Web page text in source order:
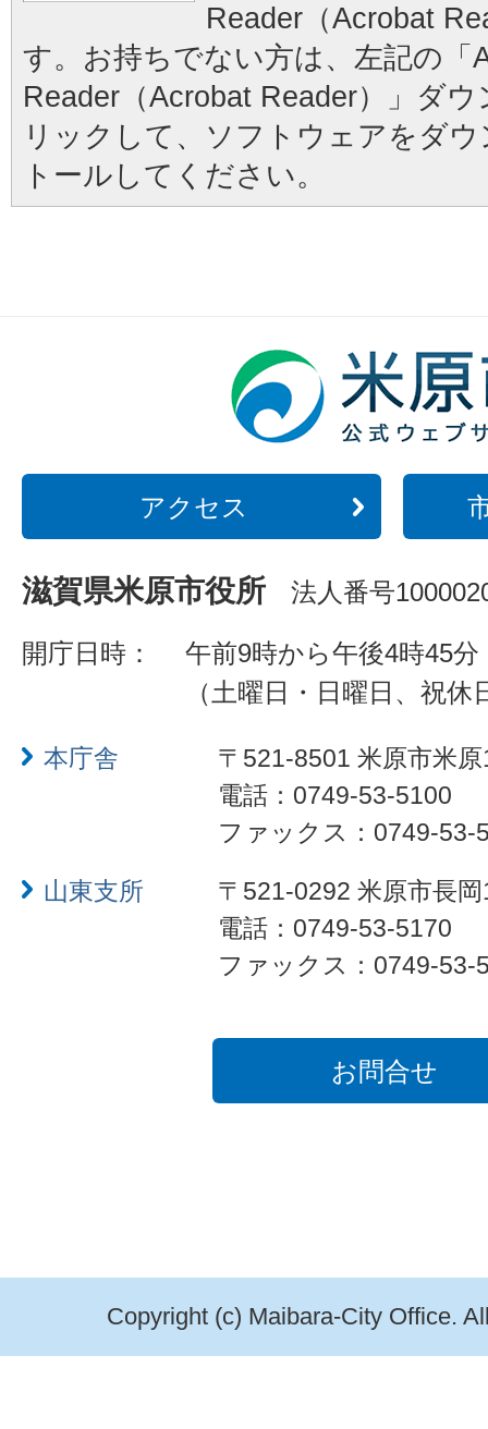
Reader（Acrobat
す。お持ちでない方は、左記の「
Reader（Acrobat Reader）」ダ
リックして、ソフトウェアをダ
トールしてください。
アクセス
滋賀県米原市役所 法人番号
開庁日時：
午前9時から午後4時45分
（土曜日・日曜日、祝
本庁舎
〒521-8501 米原市米
電話：0749-53-5100
ファックス：0749-53-
山東支所
〒521-0292 米原市長
電話：0749-53-5170
ファックス：0749-53-
お問合せ
Copyright (c) Maibara-City Office.